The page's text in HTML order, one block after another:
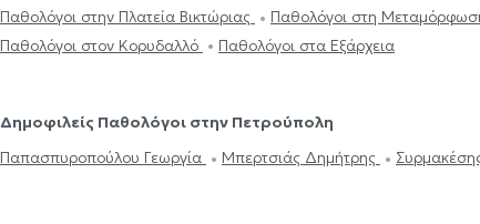
Παθολόγοι στην Πλατεία Βικτώριας
Παθολόγοι στη
Παθολόγοι στον Κορυδαλλό
Παθολόγοι στα Εξάρχεια
Δημοφιλείς Παθολόγοι στην Πετρούπολη
Παπασπυροπούλου Γεωργία
Μπερτσιάς Δημήτρης